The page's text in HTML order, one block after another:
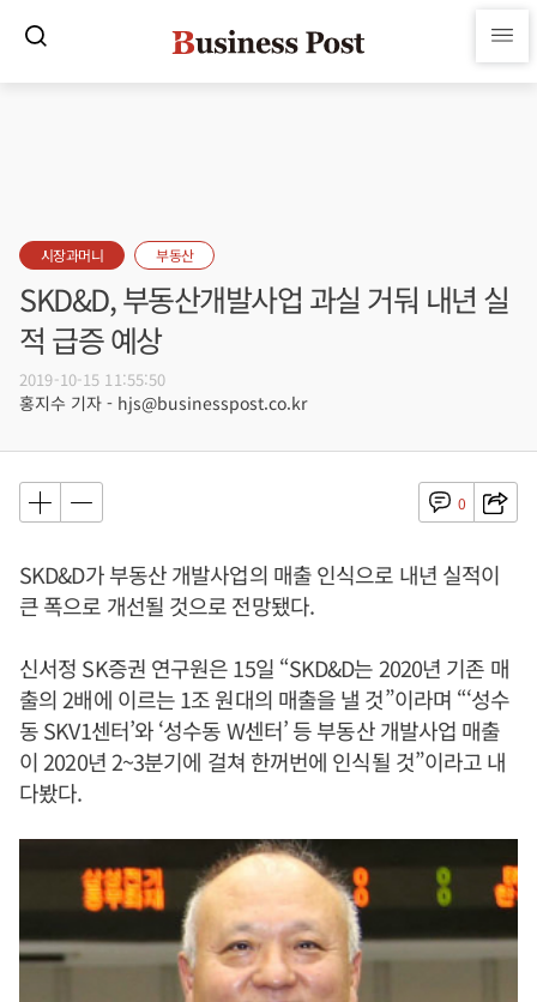
시장과머니 부동산
SKD&D, 부동산개발사업 과실 거둬 내년 실
적 급증 예상
2019-10-15 11:55:50
홍지수 기자 - hjs@businesspost.co.kr
0
SKD&D가 부동산 개발사업의 매출 인식으로 내년 실적이
큰 폭으로 개선될 것으로 전망됐다.
신서정 SK증권 연구원은 15일 “SKD&D는 2020년 기존 매
출의 2배에 이르는 1조 원대의 매출을 낼 것”이라며 “‘성수
동 SKV1센터’와 ‘성수동 W센터’ 등 부동산 개발사업 매출
이 2020년 2~3분기에 걸쳐 한꺼번에 인식될 것”이라고 내
다봤다.